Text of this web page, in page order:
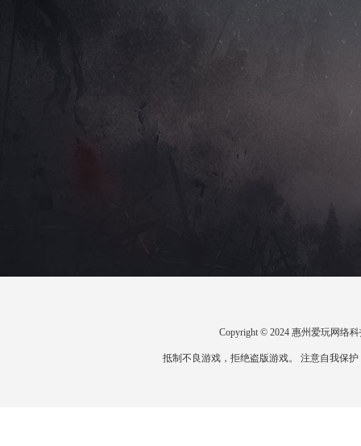
Copyright © 2024 惠州爱玩网络
抵制不良游戏，拒绝盗版游戏。 注意自我保